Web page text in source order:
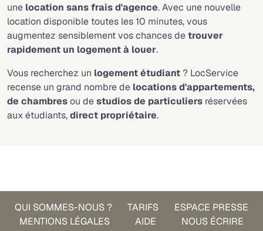
une location sans frais d'agence. Avec une nouvelle
location disponible toutes les 10 minutes, vous
augmentez sensiblement vos chances detrouver
rapidement un logement à louer.
Vous recherchez un logement étudiant? LocService
recense un grand nombre de locations d'appartements,
de chambresou destudiosde particuliers réservées
aux étudiants,direct propriétaire.
QUI SOMMES-NOUS ? TARIFS
ESPACE PRESSE
MENTIONS LÉGALES
AIDE NOUS ÉCRIRE